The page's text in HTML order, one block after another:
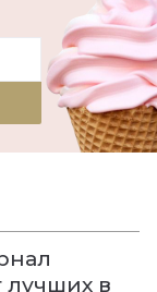
лучших в